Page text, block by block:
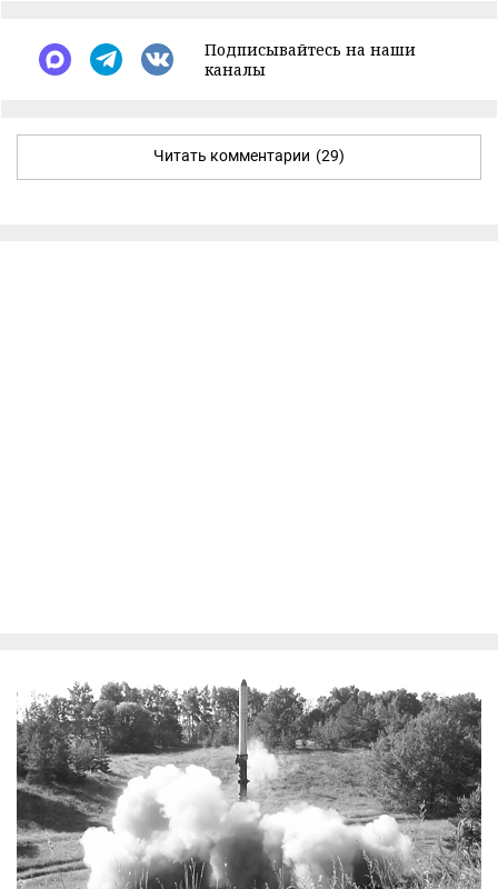
Подписывайтесь на наши
каналы
Читать комментарии (29)